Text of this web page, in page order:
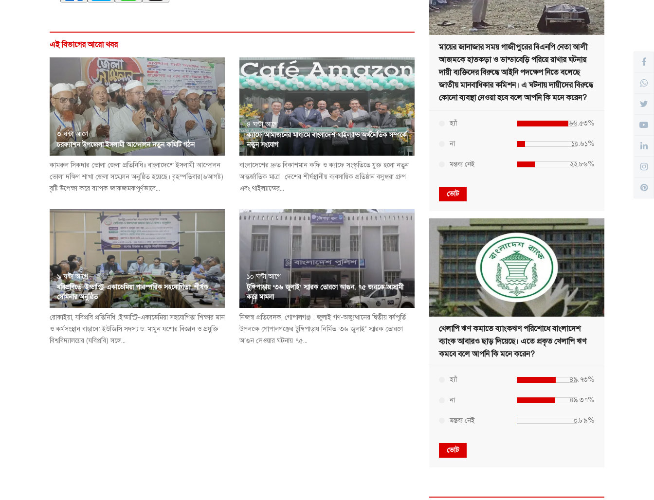
এই বিভাগের আরো খবর
৩ ঘন্টা আগে
চরফ্যাশন উপজেলা ইসলামী আন্দোলন নতুন কমিটি গঠন
কামরুল সিকদার ভোলা জেলা প্রতিনিধি॥ বাংলাদেশে ইসলামী আন্দোলন
ভোলা দক্ষিণ শাখা জেলা সম্মেলন অনুষ্ঠিত হয়েছে। বৃহস্পতিবার(৬আগষ্ট)
বৃষ্টি উপেক্ষা করে ব্যাপক জাকজমকপূর্ণভাবে...
৪ ঘন্টা আগে
ক্যাফে আমাজনের মাধ্যমে বাংলাদেশ-থাইল্যান্ড অর্থনৈতিক সম্পর্কে
নতুন সংযোগ
বাংলাদেশের দ্রুত বিকাশমান কফি ও ক্যাফে সংস্কৃতিতে যুক্ত হলো নতুন
আন্তর্জাতিক মাত্রা। দেশের শীর্ষস্থানীয় ব্যবসায়িক প্রতিষ্ঠান বসুন্ধরা গ্রুপ
এবং থাইল্যান্ডের...
৯ ঘন্টা আগে
যবিপ্রবিতে ‘ইন্ডাস্ট্রি-একাডেমিয়া পারস্পরিক সহযোগিতা’ শীর্ষক
সেমিনার অনুষ্ঠিত
রোকাইয়া, যবিপ্রবি প্রতিনিধি :ইন্ডাস্ট্রি-একাডেমিয়া সহযোগিতা শিক্ষার মান
ও কর্মসংস্থান বাড়াবে: ইউজিসি সদস্য ড. মামুন যশোর বিজ্ঞান ও প্রযুক্তি
বিশ্ববিদ্যালয়ের (যবিপ্রবি) সঙ্গে...
১০ ঘন্টা আগে
টুঙ্গিপাড়ায় ‘৩৬ জুলাই’ স্মারক তোরণে আগুন, ৭৫ জনকে আসামী
করে মামলা
নিজস্ব প্রতিবেদক, গোপালগঞ্জ : জুলাই গণ-অভ্যুত্থানের দ্বিতীয় বর্ষপূর্তি
উপলক্ষে গোপালগঞ্জের টুঙ্গিপাড়ায় নির্মিত ‘৩৬ জুলাই’ স্মারক তোরণে
আগুন দেওয়ার ঘটনায় ৭৫...
মায়ের জানাজার সময় গাজীপুরের বিএনপি নেতা আলী
আজমকে হাতকড়া ও ডান্ডাবেড়ি পরিয়ে রাখার ঘটনায়
দায়ী ব্যক্তিদের বিরুদ্ধে আইনি পদক্ষেপ নিতে বলেছে
জাতীয় মানবাধিকার কমিশন। এ ঘটনায় দায়ীদের বিরুদ্ধে
কোনো ব্যবস্থা নেওয়া হবে বলে আপনি কি মনে করেন?
হ্যাঁ ৬৬.৫৩%
না ১০.৬১%
মন্তব্য নেই ২২.৮৬%
ভোট
খেলাপি ঋণ কমাতে ব্যাংকঋণ পরিশোধে বাংলাদেশ
ব্যাংক আবারও ছাড় দিয়েছে। এতে প্রকৃত খেলাপি ঋণ
কমবে বলে আপনি কি মনে করেন?
হ্যাঁ ৪৯.৭৩%
না ৪৯.৩৭%
মন্তব্য নেই ০.৮৯%
ভোট